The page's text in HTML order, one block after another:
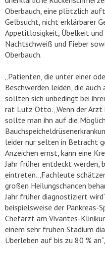
Oberbauch, eine plötzlich
Gelbsucht, nicht erklärbarer
Appetitlosigkeit, Übelkeit
Nachtschweiß und Fieber
Oberbauch.
„Patienten, die unter einer
Beschwerden leiden, die auch
sollten sich unbedingt bei
rät Lutz Otto. „Wenn der Arzt
sollte man ihn auf die
leider nur selten in Betracht
Anzeichen ernst, kann eine
Jahr früher entdeckt werden,
eintreten. „Fachleute
großen Heilungschancen
Jahr früher diagnostiziert
beispielsweise der Pankreas-
Chefarzt am Vivantes-
einem sehr frühen Stadium
Überleben auf bis zu 80 %